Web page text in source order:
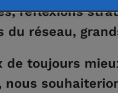
réflexions
du réseau,
de toujours
nous